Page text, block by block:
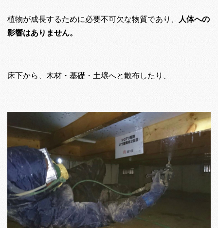
植物が成長するために必要不可欠な物質であり、
人体への
影響はありません。
床下から、木材・基礎・土壌へと散布したり、